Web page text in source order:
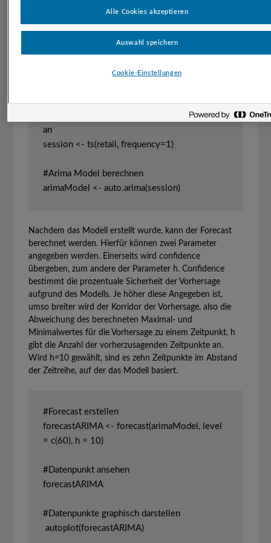
file <- read_excel('Pfad zu
TimeSeries_Session.xlsx')
#Zeitreihe erstellen, frequency gibt die
Abstände (1=täglich) und start das Startdatum
an
session <- ts(retail, frequency=1)
#Arima Model berechnen
arimaModel <- auto.arima(session)
Nachdem das Modell erstellt wurde, kann der Forecast
berechnet werden. Hierfür können zwei Parameter
angegeben werden. Einerseits wird confidence
übergeben, zum andere der Parameter h. Confidence
bestimmt die prozentuale Sicherheit der Vorhersage
aufgrund des Modells. Je höher diese Angegeben ist,
umso breiter wird der Korridor der Vorhersage, also die
Abweichung des berechneten Maximal- und
Minimalwertes für die Vorhersage zu einem Zeitpunkt. h
gibt die Anzahl der vorherzusagenden Zeitpunkte an.
Wird h=10 gewählt, sind es zehn Zeitpunkte im Abstand
der Zeitreihe, auf der das Modell basiert.
#Forecast erstellen
forecastARIMA <- forecast(arimaModel, level
= c(60), h = 10)
#Datenpunkt ansehen
forecastARIMA
#Datenpunkte graphisch darstellen
autoplot(forecastARIMA)
Alle Cookies akzeptieren
Auswahl speichern
Cookie-Einstellungen